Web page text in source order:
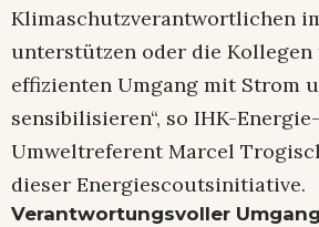
Klimaschutzverantwortlichen
unterstützen oder die Kollegen
effizienten Umgang mit Strom
sensibilisieren“, so IHK-
Umweltreferent Marcel
dieser Energiescoutsinitiative.
Verantwortungsvoller